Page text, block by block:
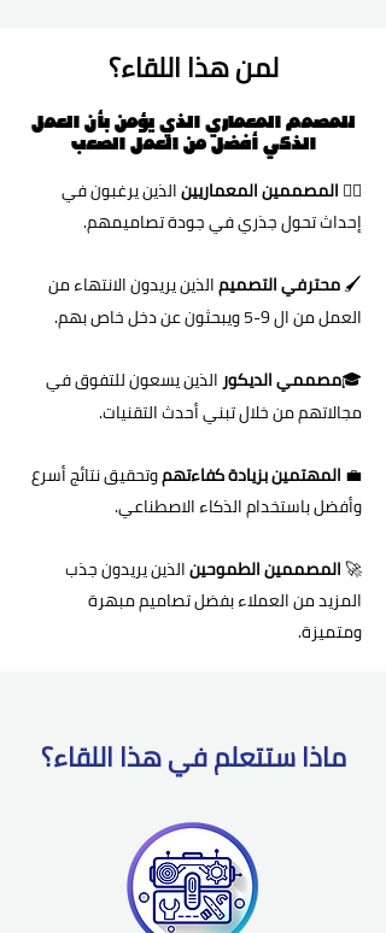
لمن هذا اللقاء؟
للمصمم المعماري الذي يؤمن بأن العمل
الذكي أفضل من العمل الصعب
👷‍♂️المصممين المعماريينالذين يرغبون في
إحداث تحول جذري في جودة تصاميمهم.
🖌️محترفي التصميمالذين يريدون الانتهاء من
العمل من ال 9-5 ويبحثون عن دخل خاص بهم.
🎓مصممي الديكورالذين يسعون للتفوق في
مجالاتهم من خلال تبني أحدث التقنيات.
💼المهتمين بزيادة كفاءتهموتحقيق نتائج أسرع
وأفضل باستخدام الذكاء الاصطناعي.
🚀المصممين الطموحينالذين يريدون جذب
المزيد من العملاء بفضل تصاميم مبهرة
ومتميزة.
ماذا ستتعلم في هذا اللقاء؟